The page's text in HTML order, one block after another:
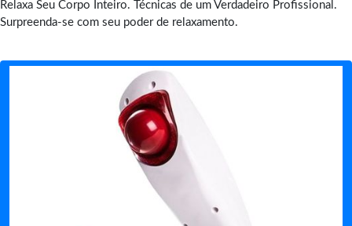
Relaxa Seu Corpo Inteiro. Técnicas de um Verdadeiro Profissional.
Surpreenda-se com seu poder de relaxamento.